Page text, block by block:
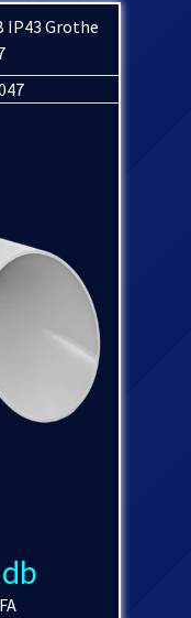
IP43 Grothe